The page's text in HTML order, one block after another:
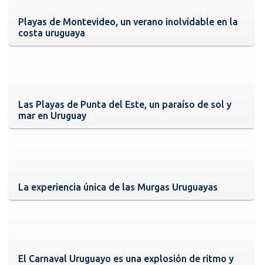
Playas de Montevideo, un verano inolvidable en la
costa uruguaya
Las Playas de Punta del Este, un paraíso de sol y
mar en Uruguay
La experiencia única de las Murgas Uruguayas
El Carnaval Uruguayo es una explosión de ritmo y